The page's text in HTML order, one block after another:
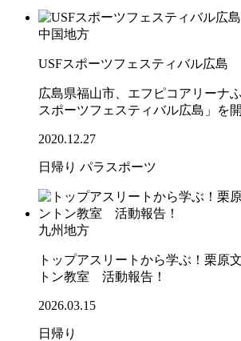
中国地方
USFスポーツフェスティバル広島
広島県福山市、エフピコアリーナ
スポーツフェスティバル広島」を
2020.12.27
日帰り パラスポーツ
九州地方
トップアスリートから学ぶ！栗原
トン教室 活動報告！
2026.03.15
日帰り